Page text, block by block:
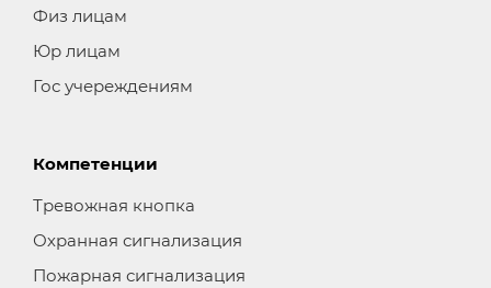
Физ лицам
Юр лицам
Гос учереждениям
Компетенции
Тревожная кнопка
Охранная сигнализация
Пожарная сигнализация